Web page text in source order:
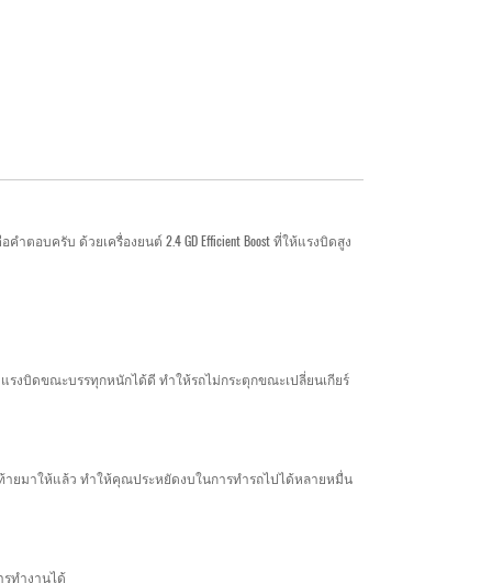
อบครับ ด้วยเครื่องยนต์ 2.4 GD Efficient Boost ที่ให้แรงบิดสูง
งบิดขณะบรรทุกหนักได้ดี ทำให้รถไม่กระตุกขณะเปลี่ยนเกียร์
ายมาให้แล้ว ทำให้คุณประหยัดงบในการทำรถไปได้หลายหมื่น
รทำงานได้